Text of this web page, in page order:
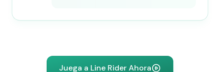
Juega a Line Rider Ahora